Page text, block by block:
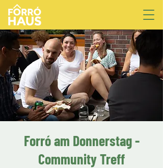
Forró am Donnerstag -
Community Treff